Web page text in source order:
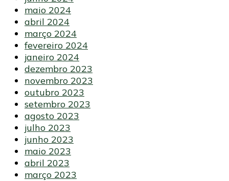
maio 2024
abril 2024
março 2024
fevereiro 2024
janeiro 2024
dezembro 2023
novembro 2023
outubro 2023
setembro 2023
agosto 2023
julho 2023
junho 2023
maio 2023
abril 2023
março 2023